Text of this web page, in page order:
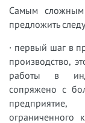
Самым сложным
предложить
· первый шаг в
производство,
работы в
сопряжено с
ограниченного